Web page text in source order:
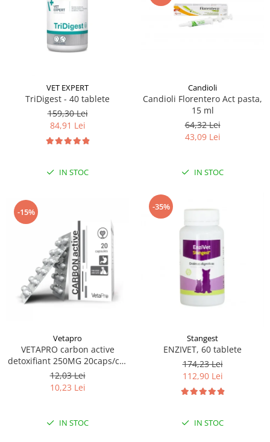
VET EXPERT
TriDigest - 40 tablete
159,30 Lei
84,91 Lei
IN STOC
Candioli
Candioli Florentero Act pasta,
15 ml
64,32 Lei
43,09 Lei
IN STOC
-15%
Vetapro
VETAPRO carbon active
detoxifiant 250MG 20caps/cut
suport gastrointestinal caini si
pisici
12,03 Lei
10,23 Lei
IN STOC
-35%
Stangest
ENZIVET, 60 tablete
174,23 Lei
112,90 Lei
IN STOC